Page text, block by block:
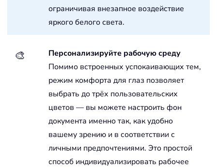
ограничивая внезапное воздействие
яркого белого света.
🎨
Персонализируйте рабочую среду
Помимо встроенных успокаивающих тем,
режим комфорта для глаз позволяет
выбрать до трёх пользовательских
цветов — вы можете настроить фон
документа именно так, как удобно
вашему зрению и в соответствии с
личными предпочтениями. Это простой
способ индивидуализировать рабочее